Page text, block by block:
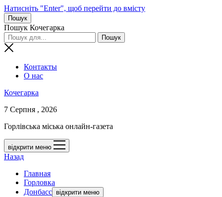
Натисніть "Enter", щоб перейти до вмісту
Пошук
Пошук Кочегарка
Контакты
О нас
Кочегарка
7 Серпня , 2026
Горлівська міська онлайн-газета
відкрити меню
Назад
Главная
Горловка
Донбасс відкрити меню